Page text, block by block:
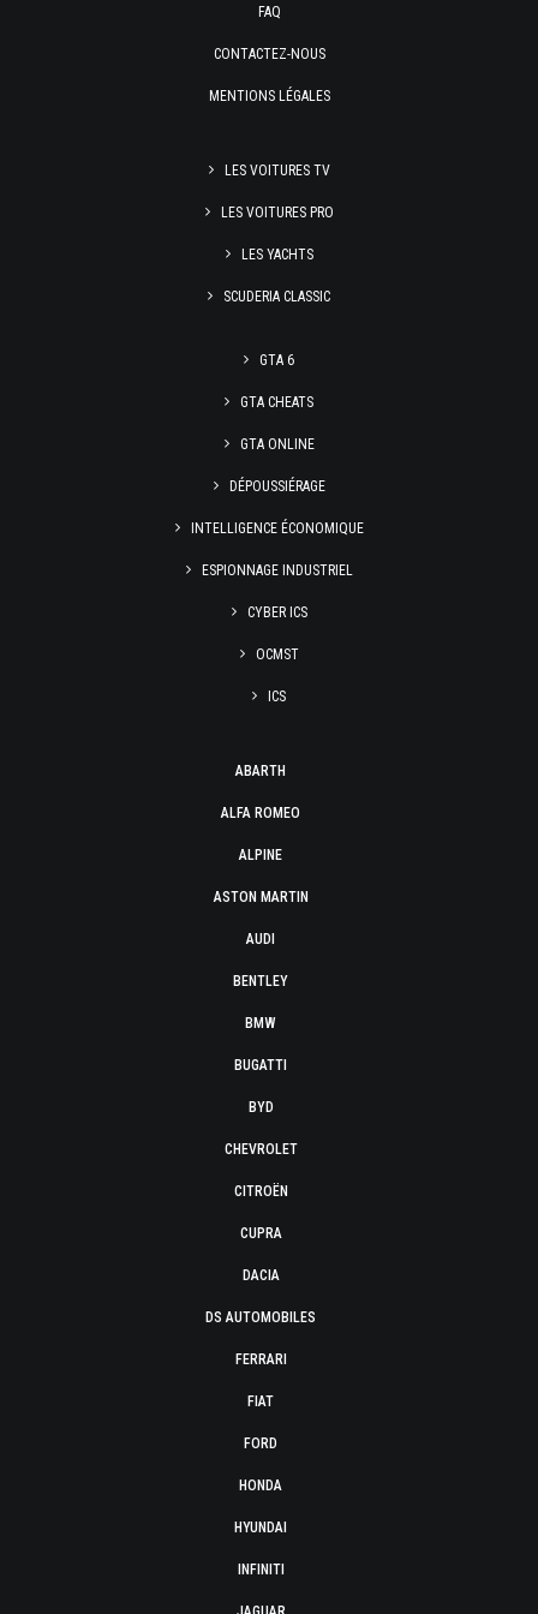
FAQ
CONTACTEZ-NOUS
MENTIONS LÉGALES
LES VOITURES TV
LES VOITURES PRO
LES YACHTS
SCUDERIA CLASSIC
GTA 6
GTA CHEATS
GTA ONLINE
DÉPOUSSIÉRAGE
INTELLIGENCE ÉCONOMIQUE
ESPIONNAGE INDUSTRIEL
CYBER ICS
OCMST
ICS
ABARTH
ALFA ROMEO
ALPINE
ASTON MARTIN
AUDI
BENTLEY
BMW
BUGATTI
BYD
CHEVROLET
CITROËN
CUPRA
DACIA
DS AUTOMOBILES
FERRARI
FIAT
FORD
HONDA
HYUNDAI
INFINITI